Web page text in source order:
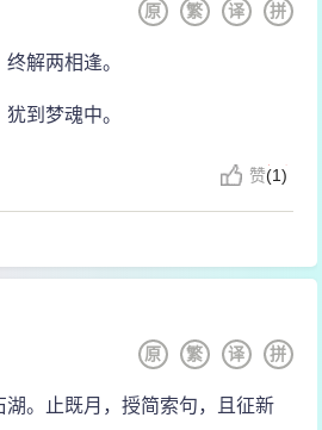
拼
译
繁
原
解两相逢。
到梦魂中。
赞(1)
拼
译
繁
原
。止既月，授简索句，且征新